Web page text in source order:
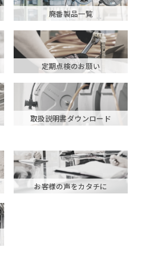
廃番製品一覧
定期点検のお願い
取扱説明書ダウンロード
お客様の声をカタチに